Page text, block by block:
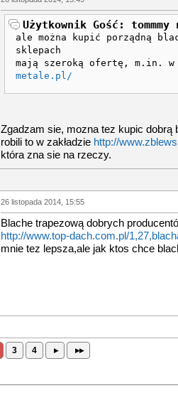
Użytkownik Gość:
ale można kupić porządną
sklepach
mają szeroką ofertę, m.in.
metale.pl/
Zgadzam sie, mozna tez kupic dobrą
robili to w zakładzie http://
która zna sie na rzeczy.
26 listopada 2014, 15:55
Blache trapezową dobrych
http://www.top-dach.com.pl/
mnie tez lepsza,ale jak ktos chce
3 4 ▸ ▸▸